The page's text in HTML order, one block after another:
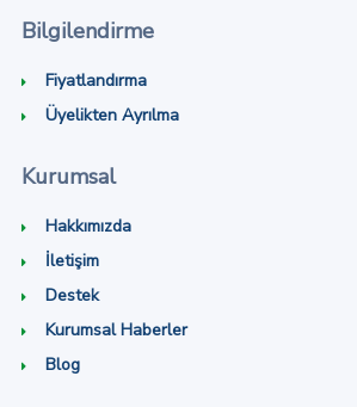
Bilgilendirme
Fiyatlandırma
Üyelikten Ayrılma
Kurumsal
Hakkımızda
İletişim
Destek
Kurumsal Haberler
Blog